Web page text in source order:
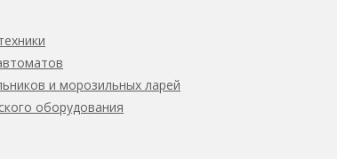
и морозильных ларей
оборудования